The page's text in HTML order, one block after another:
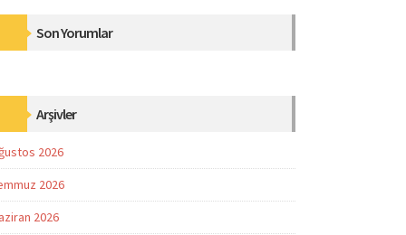
Son Yorumlar
Arşivler
2026
2026
2026